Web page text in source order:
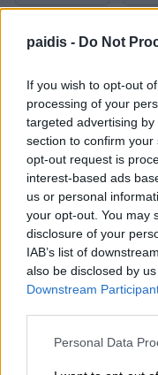
paidis - Do Not
If you wish to opt-out
processing of your
targeted advertising
section to confirm
opt-out request is
interest-based ads
us or personal
your opt-out. You may
disclosure of your
IAB’s list of
also be disclosed by
Downstream
Personal Data
▌ΤΑ
ΣΗΜΕΡΑ